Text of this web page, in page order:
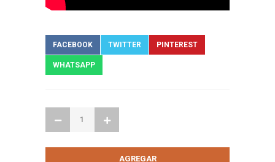
FACEBOOK TWITTER PINTEREST
WHATSAPP